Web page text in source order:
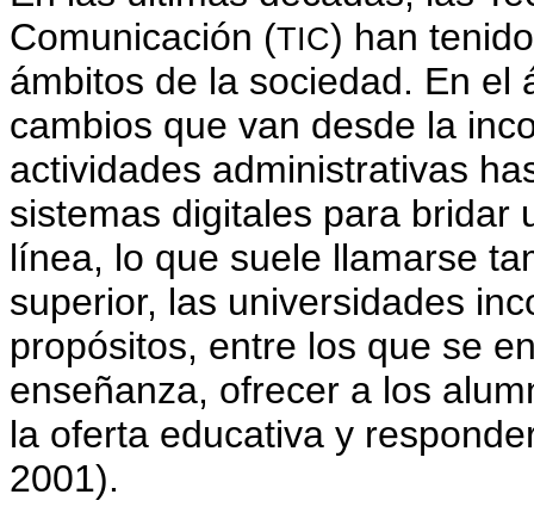
Comunicación (TIC) han
ámbitos de la sociedad. En el
cambios que van desde la
actividades administrativas
sistemas digitales para bridar
línea, lo que suele llamarse
superior, las universidades
propósitos, entre los que se
enseñanza, ofrecer a los
la oferta educativa y
2001).